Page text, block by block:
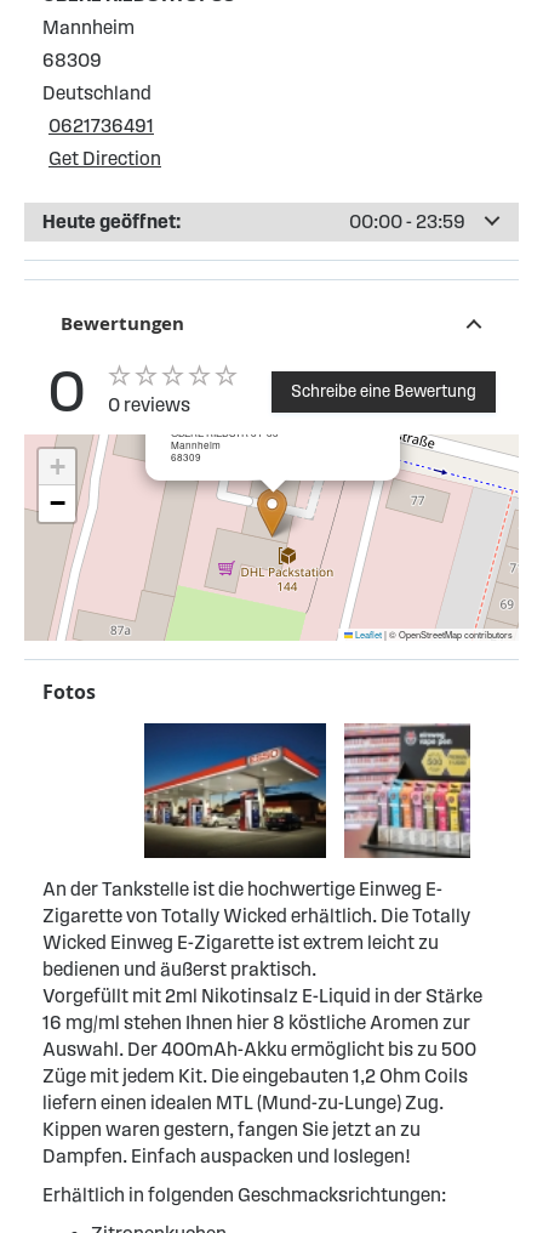
Mannheim
68309
Deutschland
0621736491
Get Direction
Heute geöffnet: 00:00 - 23:59
Bewertungen
0 0 reviews
Schreibe eine Bewertung
OBERE RIEDSTR 81-83
Mannheim
68309
×
+
−
Leaflet|© OpenStreetMap contributors
Fotos
An der Tankstelle ist die hochwertige Einweg E-
Zigarette von Totally Wicked erhältlich. Die Totally
Wicked Einweg E-Zigarette ist extrem leicht zu
bedienen und äußerst praktisch.
Vorgefüllt mit 2ml Nikotinsalz E-Liquid in der Stärke
16 mg/ml stehen Ihnen hier 8 köstliche Aromen zur
Auswahl. Der 400mAh-Akku ermöglicht bis zu 500
Züge mit jedem Kit. Die eingebauten 1,2 Ohm Coils
liefern einen idealen MTL (Mund-zu-Lunge) Zug.
Kippen waren gestern, fangen Sie jetzt an zu
Dampfen. Einfach auspacken und loslegen!
Erhältlich in folgenden Geschmacksrichtungen: